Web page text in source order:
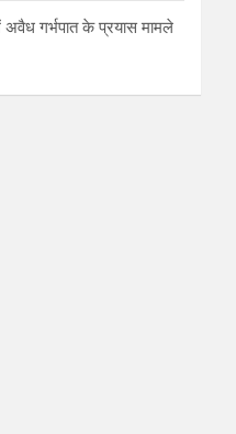
अवैध गर्भपात के प्रयास मामले